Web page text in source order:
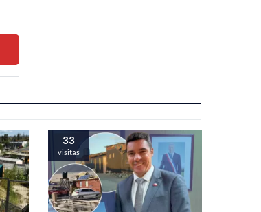
33
visitas